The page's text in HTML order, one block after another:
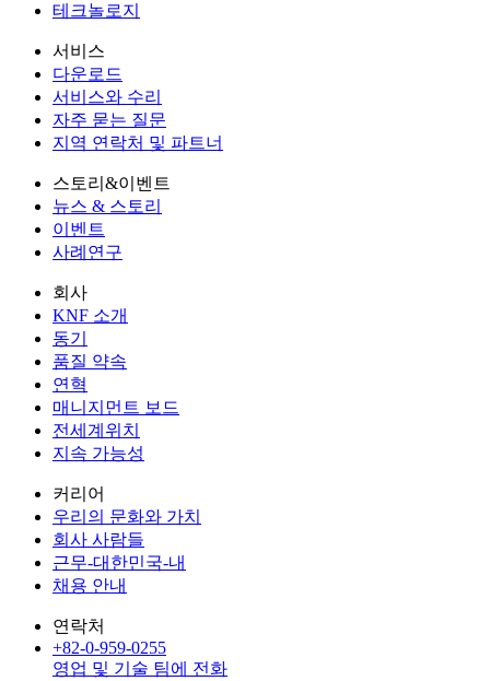
테크놀로지
서비스
다운로드
서비스와 수리
자주 묻는 질문
지역 연락처 및 파트너
스토리&이벤트
뉴스 & 스토리
이벤트
사례연구
회사
KNF 소개
동기
품질 약속
연혁
매니지먼트 보드
전세계위치
지속 가능성
커리어
우리의 문화와 가치
회사 사람들
근무-대한민국-내
채용 안내
연락처
+82-0-959-0255
영업 및 기술 팀에 전화